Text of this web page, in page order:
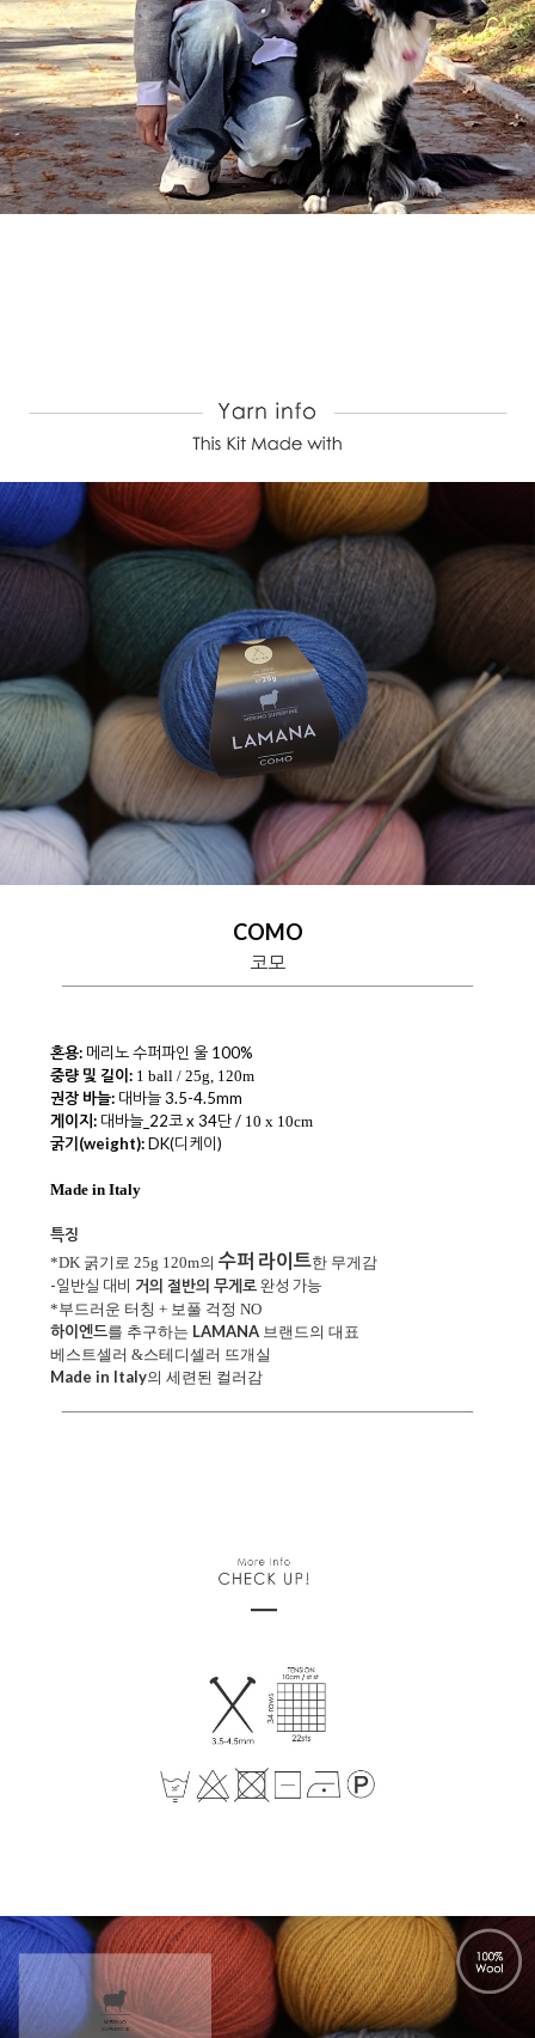
COMO
코모
혼용: 메리노 수퍼파인 울 100%
중량 및 길이: 1 ball / 25g, 120m
권장 바늘: 대바늘 3.5-4.5mm
게이지: 대바늘_22코 x 34단 / 10 x 10cm
굵기(weight):DK(디케이)
Made in Italy
특징
*DK 굵기로 25g 120m의 수퍼 라이트한 무게감
-일반실 대비 거의 절반의 무게로완성 가능
*부드러운 터칭 + 보풀 걱정 NO
하이엔드를 추구하는 LAMANA 브랜드의 대표
베스트셀러 &스테디셀러 뜨개실
Made in Italy의 세련된 컬러감